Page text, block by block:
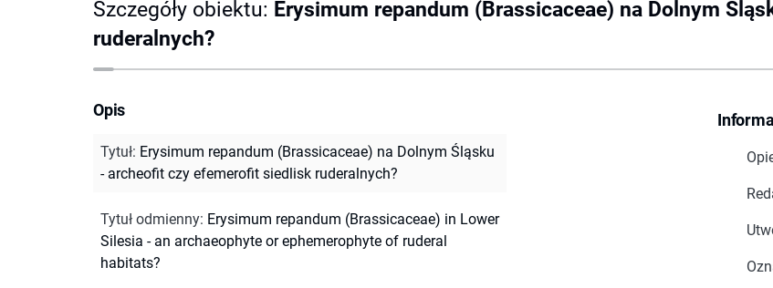
Szczegóły obiektu: Erysimum repandum (Brassicaceae) na Dolnym
ruderalnych?
Opis
Tytuł: Erysimum repandum (Brassicaceae) na Dolnym Śląsku
- archeofit czy efemerofit siedlisk ruderalnych?
Tytuł odmienny: Erysimum repandum (Brassicaceae) in Lower
Silesia - an archaeophyte or ephemerophyte of ruderal
habitats?